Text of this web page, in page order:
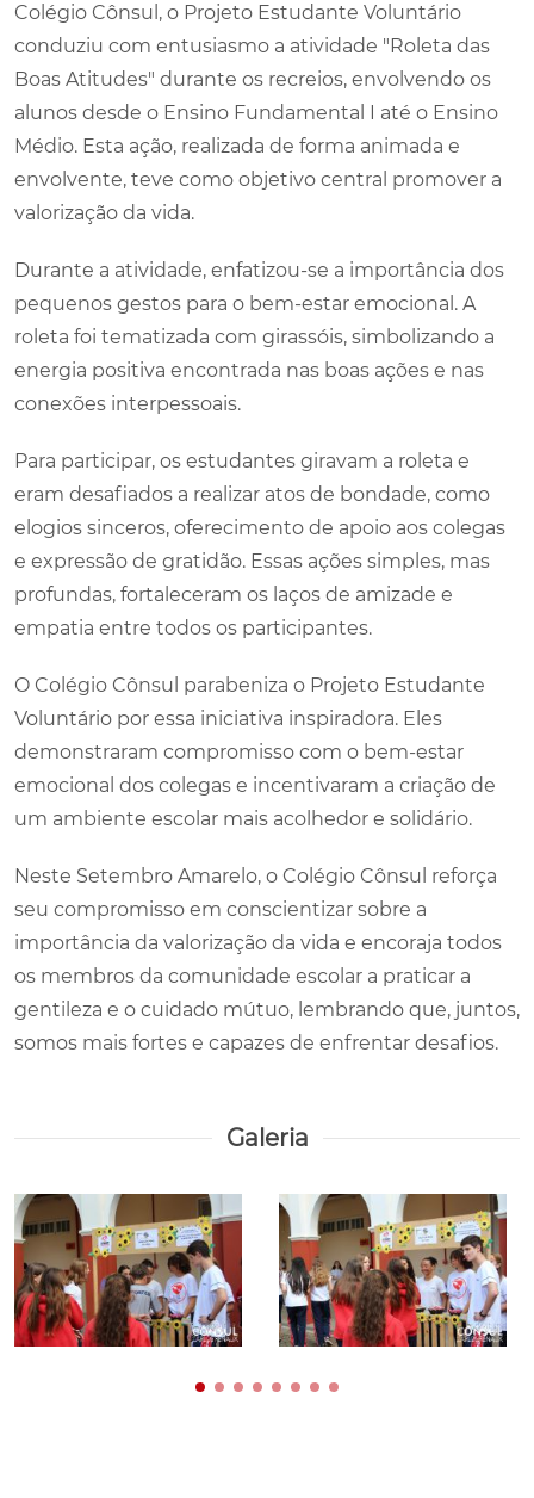
Colégio Cônsul, o Projeto Estudante Voluntário
conduziu com entusiasmo a atividade "Roleta das
Boas Atitudes" durante os recreios, envolvendo os
alunos desde o Ensino Fundamental I até o Ensino
Médio. Esta ação, realizada de forma animada e
envolvente, teve como objetivo central promover a
valorização da vida.
Durante a atividade, enfatizou-se a importância dos
pequenos gestos para o bem-estar emocional. A
roleta foi tematizada com girassóis, simbolizando a
energia positiva encontrada nas boas ações e nas
conexões interpessoais.
Para participar, os estudantes giravam a roleta e
eram desafiados a realizar atos de bondade, como
elogios sinceros, oferecimento de apoio aos colegas
e expressão de gratidão. Essas ações simples, mas
profundas, fortaleceram os laços de amizade e
empatia entre todos os participantes.
O Colégio Cônsul parabeniza o Projeto Estudante
Voluntário por essa iniciativa inspiradora. Eles
demonstraram compromisso com o bem-estar
emocional dos colegas e incentivaram a criação de
um ambiente escolar mais acolhedor e solidário.
Neste Setembro Amarelo, o Colégio Cônsul reforça
seu compromisso em conscientizar sobre a
importância da valorização da vida e encoraja todos
os membros da comunidade escolar a praticar a
gentileza e o cuidado mútuo, lembrando que, juntos,
somos mais fortes e capazes de enfrentar desafios.
Galeria